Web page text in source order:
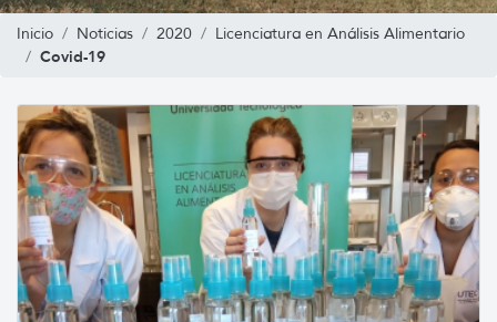
Inicio Noticias 2020 Licenciatura en Análisis Alimentario
Covid-19